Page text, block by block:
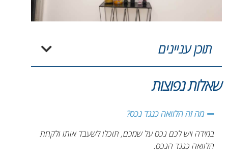
תוכן עניינים
שאלות נפוצות
מה זה הלוואה כנגד נכס?
במידה ויש לכם נכס על שמכם, תוכלו לשעבד אותו ולקחת
הלוואה כנגד הנכס.